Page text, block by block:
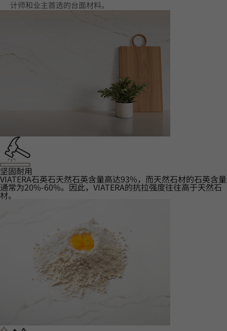
计师和业主首选的台面材料。
坚固耐用‌
VIATERA石英石天然石英含量高达93%，而天然石材的石英含量
通常为20%-60%。因此，VIATERA的抗拉强度往往高于天然石
材。